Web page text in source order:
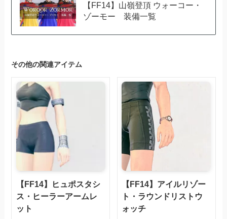
【FF14】山嶺登頂 ウォーコー・
ゾーモー 装備一覧
その他の関連アイテム
【FF14】ヒュポスタシ
ス・ヒーラーアームレ
ット
【FF14】アイルリゾー
ト・ラウンドリストウ
ォッチ